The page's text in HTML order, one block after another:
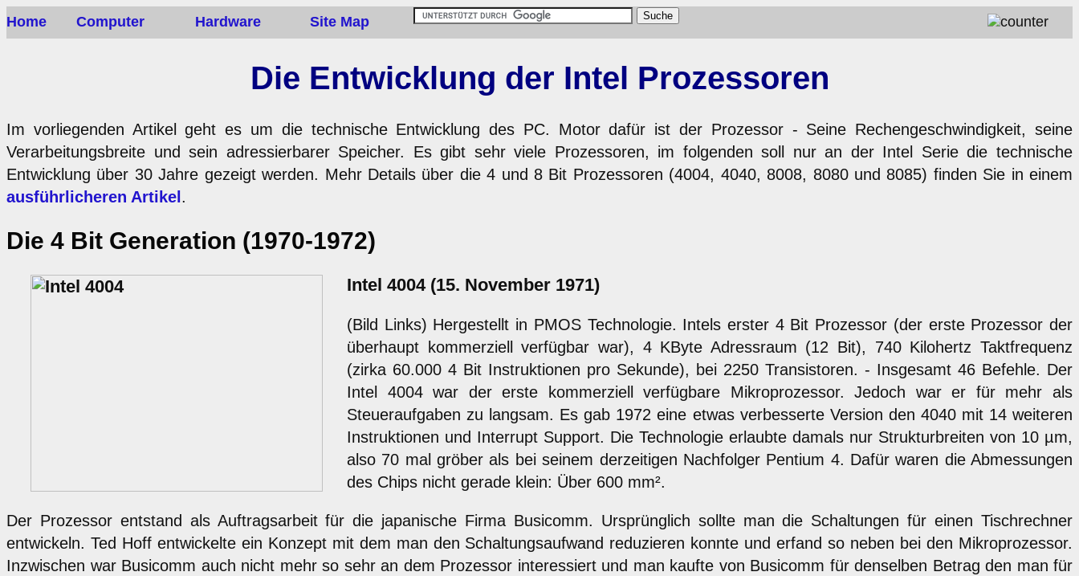
Home Computer Hardware Site Map
Die Entwicklung der Intel Prozessoren
Im vorliegenden Artikel geht es um die technische Entwicklung des PC. Motor dafür ist der Prozessor - Seine Rechengeschwindigkeit, seine
Verarbeitungsbreite und sein adressierbarer Speicher. Es gibt sehr viele Prozessoren, im folgenden soll nur an der Intel Serie die technische
Entwicklung über 30 Jahre gezeigt werden. Mehr Details über die 4 und 8 Bit Prozessoren (4004, 4040, 8008, 8080 und 8085) finden Sie in einem
ausführlicheren Artikel.
Die 4 Bit Generation (1970-1972)
Intel 4004 (15. November 1971)
(Bild Links) Hergestellt in PMOS Technologie. Intels erster 4 Bit Prozessor (der erste Prozessor der
überhaupt kommerziell verfügbar war), 4 KByte Adressraum (12 Bit), 740 Kilohertz Taktfrequenz
(zirka 60.000 4 Bit Instruktionen pro Sekunde), bei 2250 Transistoren. - Insgesamt 46 Befehle. Der
Intel 4004 war der erste kommerziell verfügbare Mikroprozessor. Jedoch war er für mehr als
Steueraufgaben zu langsam. Es gab 1972 eine etwas verbesserte Version den 4040 mit 14 weiteren
Instruktionen und Interrupt Support. Die Technologie erlaubte damals nur Strukturbreiten von 10 µm,
also 70 mal gröber als bei seinem derzeitigen Nachfolger Pentium 4. Dafür waren die Abmessungen
des Chips nicht gerade klein: Über 600 mm².
Der Prozessor entstand als Auftragsarbeit für die japanische Firma Busicomm. Ursprünglich sollte man die Schaltungen für einen Tischrechner
entwickeln. Ted Hoff entwickelte ein Konzept mit dem man den Schaltungsaufwand reduzieren konnte und erfand so neben bei den Mikroprozessor.
Inzwischen war Busicomm auch nicht mehr so sehr an dem Prozessor interessiert und man kaufte von Busicomm für denselben Betrag den man für